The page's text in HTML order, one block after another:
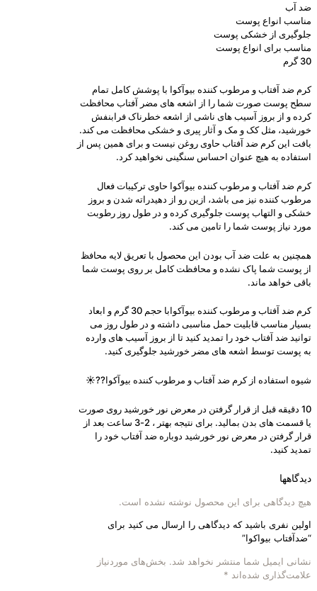
ضد آب
مناسب انواع پوست
جلوگیری از خشکی پوست
مناسب برای انواع پوست
30 گرم
کرم ضد آفتاب و مرطوب کننده بیوآکوا با پوشش کامل تمام
سطح پوست صورت شما را از اشعه های مضر آفتاب محافظت
کرده و از بروز آسیب های ناشی از اشعه خطرناک فرابنفش
خورشید، مثل کک و مک و آثار پیری و خشکی محافظت می کند.
بافت این کرم ضد آفتاب حاوی روغن نیست و برای همین پس از
استفاده به هیچ عنوان احساس سنگینی نخواهید کرد.
کرم ضد آفتاب و مرطوب کننده بیوآکوا حاوی ترکیبات فعال
مرطوب کننده نیز می باشد، ازین رو از دهیدراته شدن و بروز
خشکی و التهاب پوست جلوگیری کرده و در طول روز رطوبت
مورد نیاز پوست شما را تامین می کند.
همچنین به علت ضد آب بودن این محصول با تعریق لایه محافظ
از پوست شما پاک نشده و محافظت کامل بر روی پوست شما
باقی خواهد ماند.
کرم ضد آفتاب و مرطوب کننده بیوآکوابا حجم 30 گرم و ابعاد
بسیار مناسب قابلیت حمل مناسبی داشته و در طول روز می
توانید ضد آفتاب خود را تمدید کنید تا از بروز آسیب های وارده
به پوست توسط اشعه های مضر خورشید جلوگیری کنید.
شیوه استفاده از کرم ضد آفتاب و مرطوب کننده بیوآکوا??☀️
10 دقیقه قبل از قرار گرفتن در معرض نور خورشید روی صورت
یا قسمت های بدن بمالید. برای نتیجه بهتر ، 2-3 ساعت بعد از
قرار گرفتن در معرض نور خورشید دوباره ضد آفتاب خود را
تمدید کنید.
دیدگاهها
هیچ دیدگاهی برای این محصول نوشته نشده است.
اولین نفری باشید که دیدگاهی را ارسال می کنید برای
“ضدآفتاب بیواکوا”
نشانی ایمیل شما منتشر نخواهد شد. بخش‌های موردنیاز
علامت‌گذاری شده‌اند *